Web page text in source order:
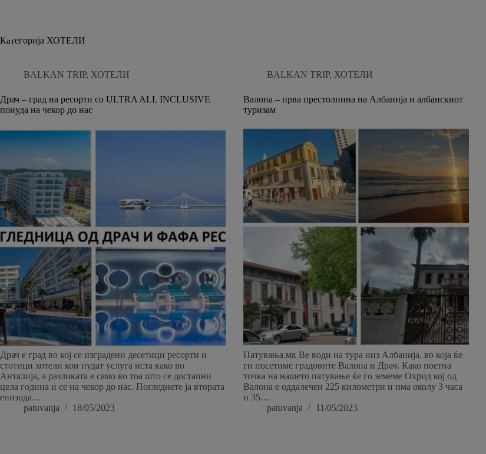
Категорија ХОТЕЛИ
BALKAN TRIP, ХОТЕЛИ
Драч – град на ресорти со ULTRA ALL INCLUSIVE
понуда на чекор до нас
Драч е град во кој се изградени десетици ресорти и
стотици хотели кои нудат услуга иста како во
Анталија, а разликата е само во тоа што се достапни
цела година и се на чекор до нас. Погледнете ја втората
епизода…
patuvanja
18/05/2023
BALKAN TRIP, ХОТЕЛИ
Валона – прва престолнина на Албанија и албанскиот
туризам
Патувања.мк Ве води на тура низ Албанија, во која ќе
ги посетиме градовите Валона и Драч. Како поетна
точка на нашето патување ќе го земеме Охрид кој од
Валона е оддалечен 225 километри и има околу 3 часа
и 35…
patuvanja
11/05/2023